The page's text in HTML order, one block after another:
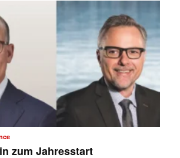
zum Jahresstart